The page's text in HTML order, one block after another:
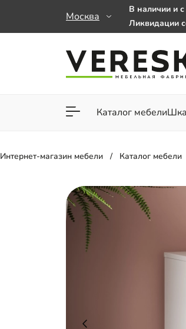
Москва
В наличии и
Ликвидации
заказе от 50
Важно! Наш
Каталог мебели
Интернет-магазин мебели Каталог мебели